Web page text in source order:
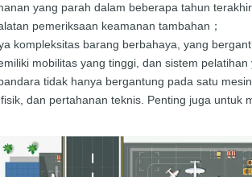
yang parah dalam beberapa tahun
pemeriksaan keamanan tambahan；
kompleksitas barang berbahaya, yang
mobilitas yang tinggi, dan sistem
tidak hanya bergantung pada satu
dan pertahanan teknis. Penting juga untuk